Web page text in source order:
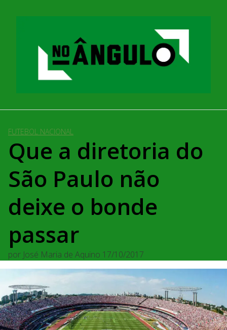
FUTEBOL NACIONAL
Que a diretoria do
São Paulo não
deixe o bonde
passar
por José Maria de Aquino 17/10/2017